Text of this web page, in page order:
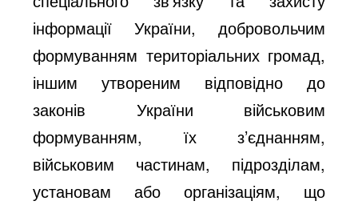
інформації України, добровольчим
формуванням територіальних громад,
іншим утвореним відповідно до
законів України військовим
формуванням, їх з’єднанням,
військовим частинам, підрозділам,
установам або організаціям, що